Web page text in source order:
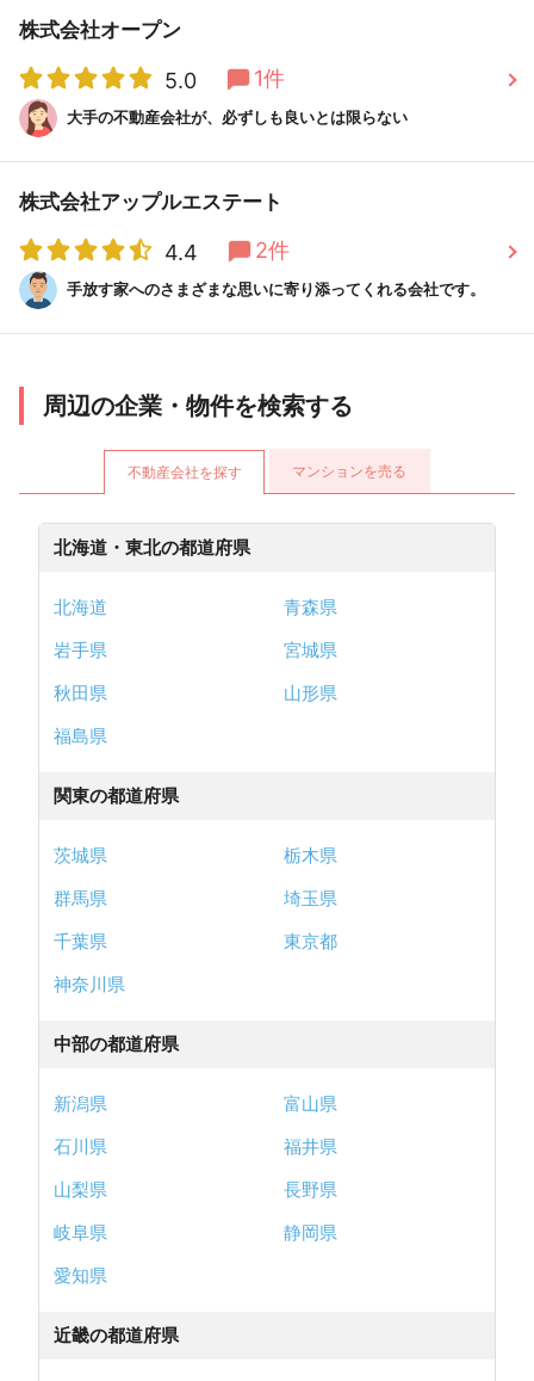
株式会社オープン
5.0 1件
大手の不動産会社が、必ずしも良いとは限らない
株式会社アップルエステート
4.4 2件
手放す家へのさまざまな思いに寄り添ってくれる会社です。
周辺の企業・物件を検索する
不動産会社を探す マンションを売る
北海道・東北の都道府県
北海道
青森県
岩手県
宮城県
秋田県
山形県
福島県
関東の都道府県
茨城県
栃木県
群馬県
埼玉県
千葉県
東京都
神奈川県
中部の都道府県
新潟県
富山県
石川県
福井県
山梨県
長野県
岐阜県
静岡県
愛知県
近畿の都道府県